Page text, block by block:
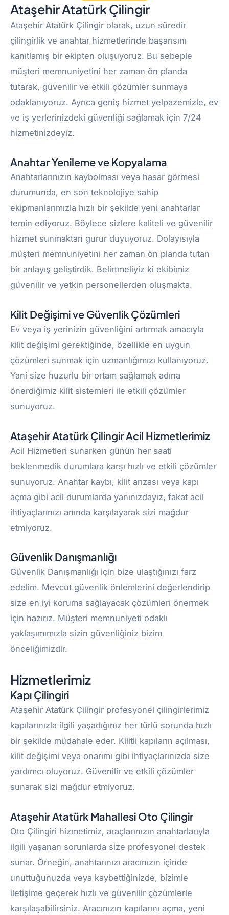
Ataşehir Atatürk Çilingir
Ataşehir Atatürk Çilingir olarak, uzun süredir
çilingirlik ve anahtar hizmetlerinde başarısını
kanıtlamış bir ekipten oluşuyoruz. Bu sebeple
müşteri memnuniyetini her zaman ön planda
tutarak, güvenilir ve etkili çözümler sunmaya
odaklanıyoruz. Ayrıca geniş hizmet yelpazemizle, ev
ve iş yerlerinizdeki güvenliği sağlamak için 7/24
hizmetinizdeyiz.
Anahtar Yenileme ve Kopyalama
Anahtarlarınızın kaybolması veya hasar görmesi
durumunda, en son teknolojiye sahip
ekipmanlarımızla hızlı bir şekilde yeni anahtarlar
temin ediyoruz. Böylece sizlere kaliteli ve güvenilir
hizmet sunmaktan gurur duyuyoruz. Dolayısıyla
müşteri memnuniyetini her zaman ön planda tutan
bir anlayış geliştirdik. Belirtmeliyiz ki ekibimiz
güvenilir ve yetkin personellerden oluşmakta.
Kilit Değişimi ve Güvenlik Çözümleri
Ev veya iş yerinizin güvenliğini artırmak amacıyla
kilit değişimi gerektiğinde, özellikle en uygun
çözümleri sunmak için uzmanlığımızı kullanıyoruz.
Yani size huzurlu bir ortam sağlamak adına
önerdiğimiz kilit sistemleri ile etkili çözümler
sunuyoruz.
Ataşehir Atatürk Çilingir Acil Hizmetlerimiz
Acil Hizmetleri sunarken günün her saati
beklenmedik durumlara karşı hızlı ve etkili çözümler
sunuyoruz. Anahtar kaybı, kilit arızası veya kapı
açma gibi acil durumlarda yanınızdayız, fakat acil
ihtiyaçlarınızı anında karşılayarak sizi mağdur
etmiyoruz.
Güvenlik Danışmanlığı
Güvenlik Danışmanlığı için bize ulaştığınızı farz
edelim. Mevcut güvenlik önlemlerini değerlendirip
size en iyi koruma sağlayacak çözümleri önermek
için hazırız. Müşteri memnuniyeti odaklı
yaklaşımımızla sizin güvenliğiniz bizim
önceliğimizdir.
Hizmetlerimiz
Kapı Çilingiri
Ataşehir Atatürk Çilingir profesyonel çilingirlerimiz
kapılarınızla ilgili yaşadığınız her türlü sorunda hızlı
bir şekilde müdahale eder. Kilitli kapıların açılması,
kilit değişimi veya onarımı gibi ihtiyaçlarınızda size
yardımcı oluyoruz. Güvenilir ve etkili çözümler
sunarak sizi mağdur etmiyoruz.
Ataşehir Atatürk Mahallesi Oto Çilingir
Oto Çilingiri hizmetimiz, araçlarınızın anahtarlarıyla
ilgili yaşanan sorunlarda size profesyonel destek
sunar. Örneğin, anahtarınızı aracınızın içinde
unuttuğunuzda veya kaybettiğinizde, bizimle
iletişime geçerek hızlı ve güvenilir çözümlerle
karşılaşabilirsiniz. Aracınızın kapılarını açma, yeni